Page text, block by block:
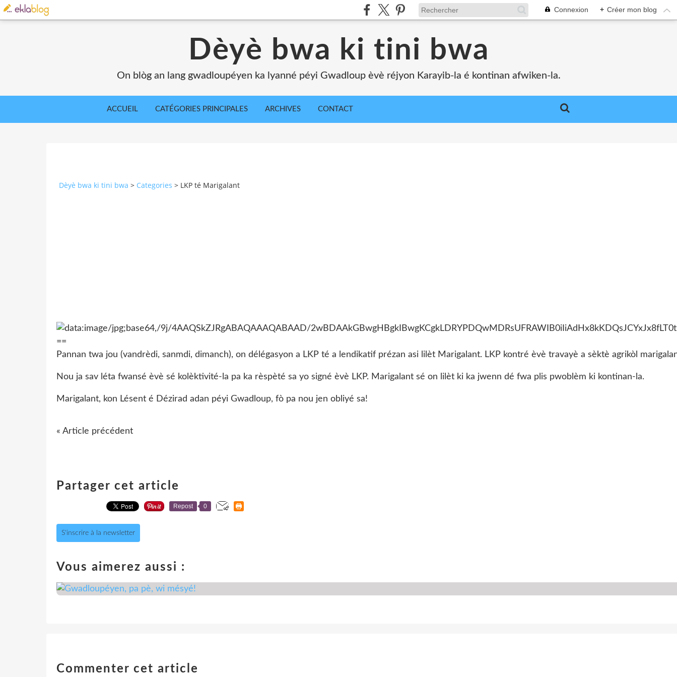
Connexion + Créer mon blog
Dèyè bwa ki tini bwa
On blòg an lang gwadloupéyen ka lyanné péyi Gwadloup èvè réjyon Karayib-la é kontinan afwiken-la.
ACCUEIL CATÉGORIES PRINCIPALES ARCHIVES CONTACT
Dèyè bwa ki tini bwa > Categories > LKP té Marigalant
Pannan twa jou (vandrèdi, sanmdi, dimanch), on délégasyon a LKP té a lendikatif prézan asi lilèt Marigalant. LKP kontré èvè travayè a sèktè agrikòl
Nou ja sav léta fwansé èvè sé kolèktivité-la pa ka rèspèté sa yo signé èvè LKP. Marigalant sé on lilèt ki ka jwenn dé fwa plis pwoblèm ki kontinan-la.
Marigalant, kon Lésent é Dézirad adan péyi Gwadloup, fò pa nou jen obliyé sa!
« Article précédent
Partager cet article
Repost 0
S'inscrire à la newsletter
Vous aimerez aussi :
Commenter cet article